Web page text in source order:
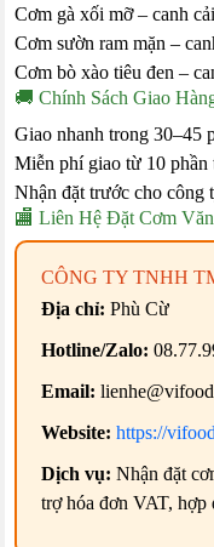
Cơm gà xối mỡ – canh
Cơm sườn ram mặn –
Cơm bò xào tiêu đen –
🚚 Chính Sách Giao
Giao nhanh trong 30–45
Miễn phí giao từ 10 phần
Nhận đặt trước cho công
🏬 Liên Hệ Đặt Cơm
CÔNG TY TNHH
Địa chỉ: Phù Cừ
Hotline/Zalo:
Email:
Website: https://
Dịch vụ: Nhận đặt
trợ hóa đơn VAT, hợp